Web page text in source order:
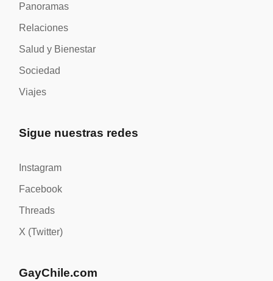
Panoramas
Relaciones
Salud y Bienestar
Sociedad
Viajes
Sigue nuestras redes
Instagram
Facebook
Threads
X (Twitter)
GayChile.com